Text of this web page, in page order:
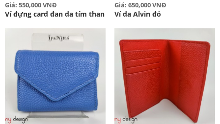
Giá: 550,000 VNĐ
Ví đựng card đan da tím than
Giá: 650,000 VNĐ
Ví da Alvin đỏ